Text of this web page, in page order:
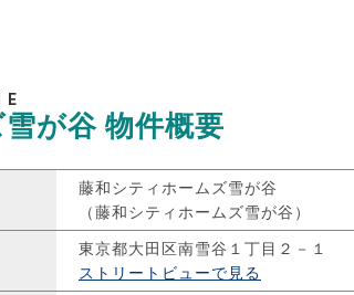
が谷 物件概要
藤和シティホームズ雪が谷
（藤和シティホームズ雪が谷）
東京都大田区南雪谷１丁目２－１
ストリートビューで見る